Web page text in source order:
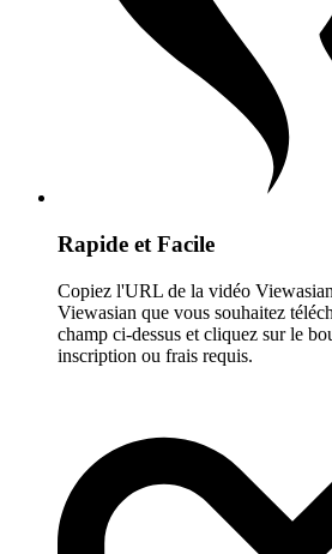
Rapide et Facile
Copiez l'URL de la vidéo
Viewasian que vous souhaitez
champ ci-dessus et cliquez sur le
inscription ou frais requis.